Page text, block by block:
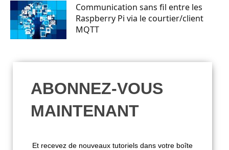
Communication sans fil entre les
Raspberry Pi via le courtier/client
MQTT
ABONNEZ-VOUS
MAINTENANT
Et recevez de nouveaux tutoriels dans votre boîte